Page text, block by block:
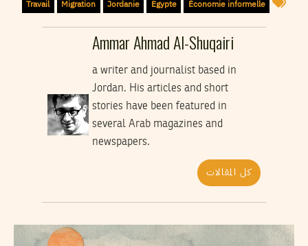
Économie informelle
Egypte
Jordanie
Migration
Travail
Ammar Ahmad Al-Shuqairi
a writer and journalist based in
Jordan. His articles and short
stories have been featured in
several Arab magazines and
newspapers.
كل المقالات